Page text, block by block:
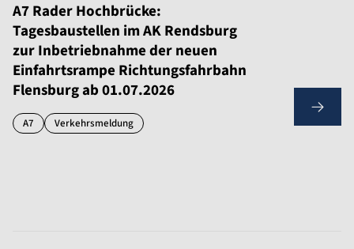
A7 Rader Hochbrücke:
Tagesbaustellen im AK Rendsburg
zur Inbetriebnahme der neuen
Einfahrtsrampe Richtungsfahrbahn
Flensburg ab 01.07.2026
A7 Verkehrsmeldung